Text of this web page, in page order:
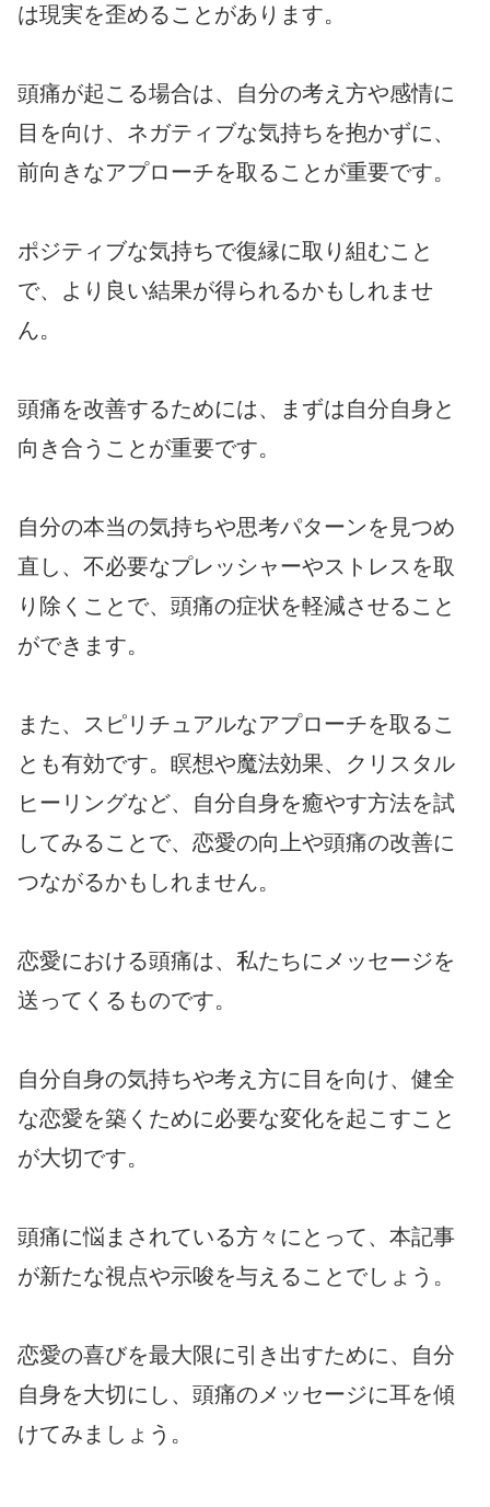
は現実を歪めることがあります。
頭痛が起こる場合は、自分の考え方や感情に
目を向け、ネガティブな気持ちを抱かずに、
前向きなアプローチを取ることが重要です。
ポジティブな気持ちで復縁に取り組むこと
で、より良い結果が得られるかもしれませ
ん。
頭痛を改善するためには、まずは自分自身と
向き合うことが重要です。
自分の本当の気持ちや思考パターンを見つめ
直し、不必要なプレッシャーやストレスを取
り除くことで、頭痛の症状を軽減させること
ができます。
また、スピリチュアルなアプローチを取るこ
とも有効です。瞑想や魔法効果、クリスタル
ヒーリングなど、自分自身を癒やす方法を試
してみることで、恋愛の向上や頭痛の改善に
つながるかもしれません。
恋愛における頭痛は、私たちにメッセージを
送ってくるものです。
自分自身の気持ちや考え方に目を向け、健全
な恋愛を築くために必要な変化を起こすこと
が大切です。
頭痛に悩まされている方々にとって、本記事
が新たな視点や示唆を与えることでしょう。
恋愛の喜びを最大限に引き出すために、自分
自身を大切にし、頭痛のメッセージに耳を傾
けてみましょう。